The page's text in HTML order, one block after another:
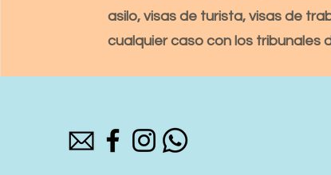
asilo, visas de turista, visas de
cualquier caso con los tribunales